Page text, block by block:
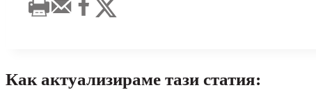
Как актуализираме тази статия: